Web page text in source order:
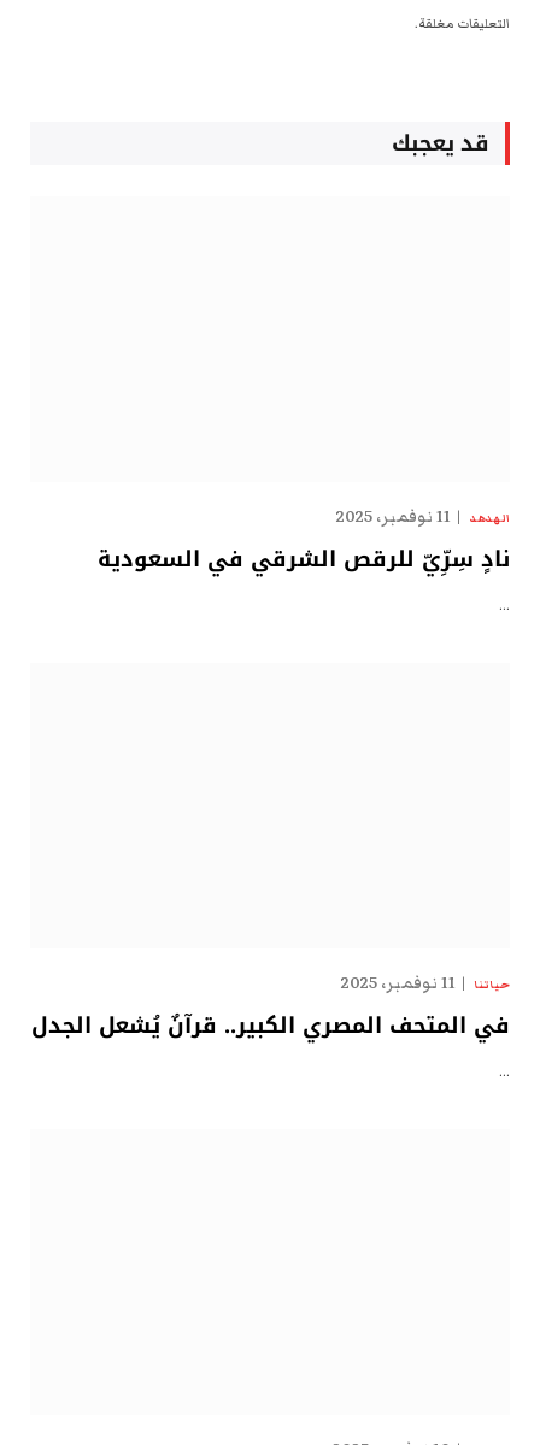
التعليقات مغلقة.
قد يعجبك
الهدهد 11 نوفمبر، 2025
نادٍ سِرِّيّ للرقص الشرقي في السعودية
…
حياتنا 11 نوفمبر، 2025
في المتحف المصري الكبير.. قرآنٌ يُشعل الجدل
…